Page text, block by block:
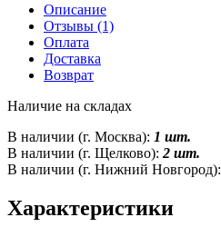
Описание
Отзывы (1)
Оплата
Доставка
Возврат
Наличие на складах
В наличии (г. Москва): 1 шт.
В наличии (г. Щелково): 2 шт.
В наличии (г. Нижний Новгород):
Характеристики